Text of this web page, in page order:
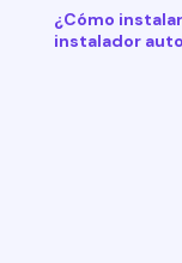
¿Cómo
instalador